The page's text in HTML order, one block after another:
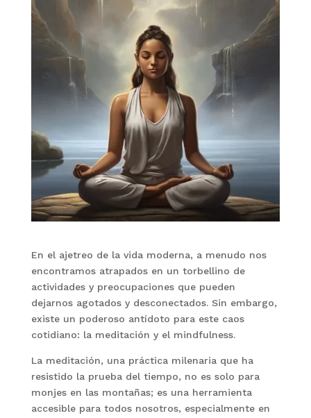
En el ajetreo de la vida moderna, a menudo nos
encontramos atrapados en un torbellino de
actividades y preocupaciones que pueden
dejarnos agotados y desconectados. Sin embargo,
existe un poderoso antídoto para este caos
cotidiano: la meditación y el mindfulness.
La meditación, una práctica milenaria que ha
resistido la prueba del tiempo, no es solo para
monjes en las montañas; es una herramienta
accesible para todos nosotros, especialmente en